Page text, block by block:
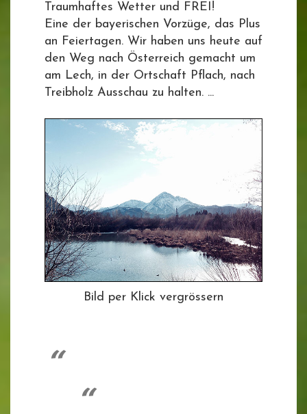
Traumhaftes Wetter und FREI!
Eine der bayerischen Vorzüge, das Plus
an Feiertagen. Wir haben uns heute auf
den Weg nach Österreich gemacht um
am Lech, in der Ortschaft Pflach, nach
Treibholz Ausschau zu halten. ...
Bild per Klick vergrössern